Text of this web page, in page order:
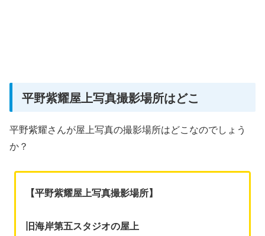
平野紫耀屋上写真撮影場所はどこ
平野紫耀さんが屋上写真の撮影場所はどこなのでしょう
か？
【平野紫耀屋上写真撮影場所】
旧海岸第五スタジオの屋上